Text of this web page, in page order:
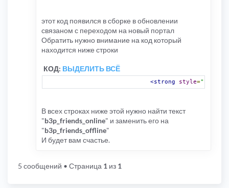
<!-- BEGINELSE -->
<span style="float
<!-- END b3p_friends_online -->
</td>
</table>
этот код появился в сборке в обновлении
связаном с переходом на новый портал
Обратить нужно внимание на код который
находится ниже строки
КОД: ВЫДЕЛИТЬ ВСЁ
<strong style="
В всех строках ниже этой нужно найти текст
"b3p_friends_online" и заменить его на
"b3p_friends_offline"
И будет вам счастье.
5 сообщений • Страница 1 из 1